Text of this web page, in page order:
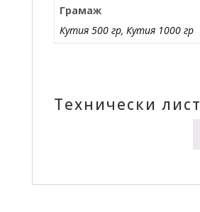
Грамаж
Кутия 500 гр, Кутия 1000 гр
Технически лист